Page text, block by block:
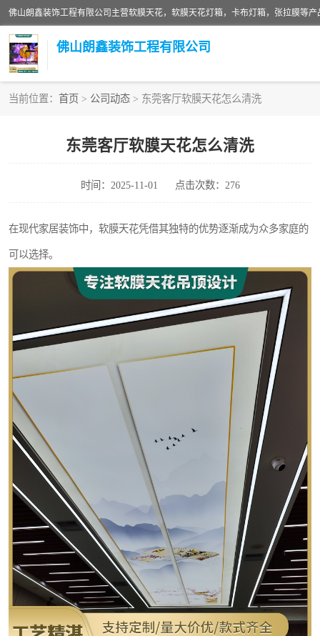
佛山朗鑫装饰工程有限公司
当前位置： 首页 > 公司动态 > 东莞客厅软膜天花怎么清洗
东莞客厅软膜天花怎么清洗
时间：2025-11-01 点击次数：276
在现代家居装饰中，软膜天花凭借其独特的优势逐渐成为众多家庭的
可以选择。